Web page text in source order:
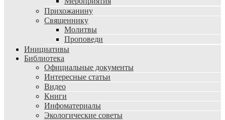
Прихожанину
Священнику
Молитвы
Проповеди
Инициативы
Библиотека
Официальные документы
Интересные статьи
Видео
Книги
Инфоматериалы
Экологические советы